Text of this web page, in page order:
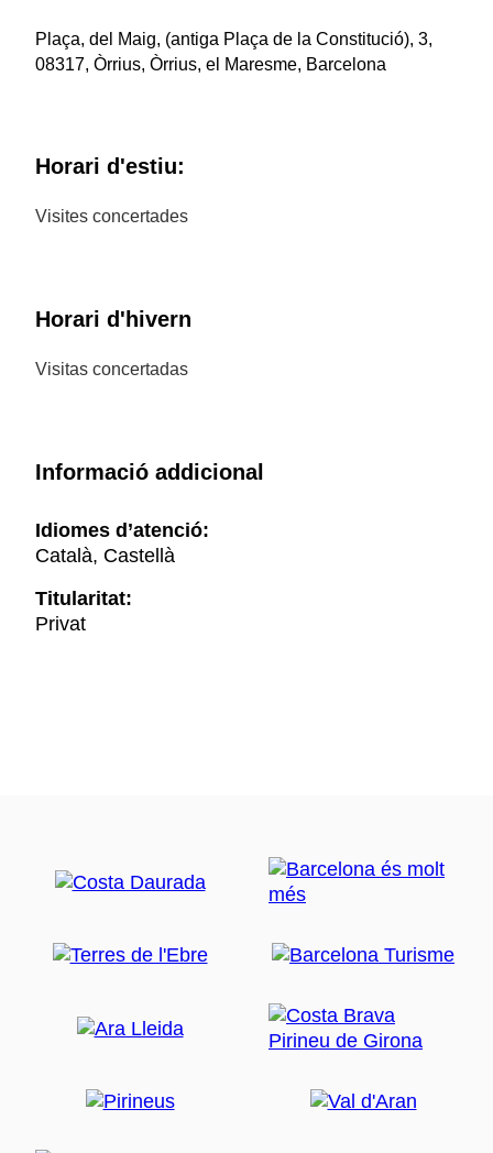
Plaça, del Maig, (antiga Plaça de la Constitució), 3,
08317, Òrrius, Òrrius, el Maresme, Barcelona
Horari d'estiu:
Visites concertades
Horari d'hivern
Visitas concertadas
Informació addicional
Idiomes d’atenció:
Català, Castellà
Titularitat:
Privat